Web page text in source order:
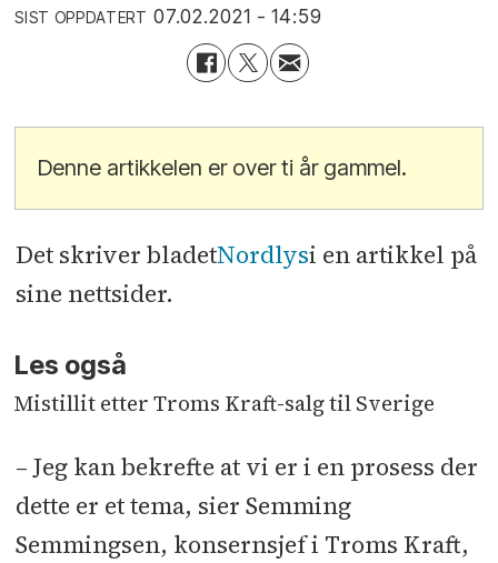
SIST OPPDATERT 07.02.2021 - 14:59
Denne artikkelen er over ti år gammel.
Det skriver bladetNordlysi en artikkel på
sine nettsider.
Les også
Mistillit etter Troms Kraft-salg til Sverige
– Jeg kan bekrefte at vi er i en prosess der
dette er et tema, sier Semming
Semmingsen, konsernsjef i Troms Kraft,